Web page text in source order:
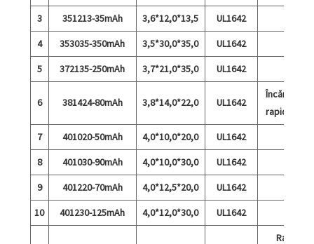
3
351213-35mAh 3,6*12,0*13,5
UL1642
4
353035-350mAh 3,5*30,0*35,0
UL1642
5
372135-250mAh 3,7*21,0*35,0 UL1642
6 381424-80mAh 3,8*14,0*22,0 UL1642
Încărcare
rapidă 5C
7
401020-50mAh 4,0*10,0*20,0
UL1642
8
401030-90mAh 4,0*10,0*30,0
UL1642
9
401220-70mAh 4,0*12,5*20,0
UL1642
10
401230-125mAh 4,0*12,0*30,0 UL1642
Rată